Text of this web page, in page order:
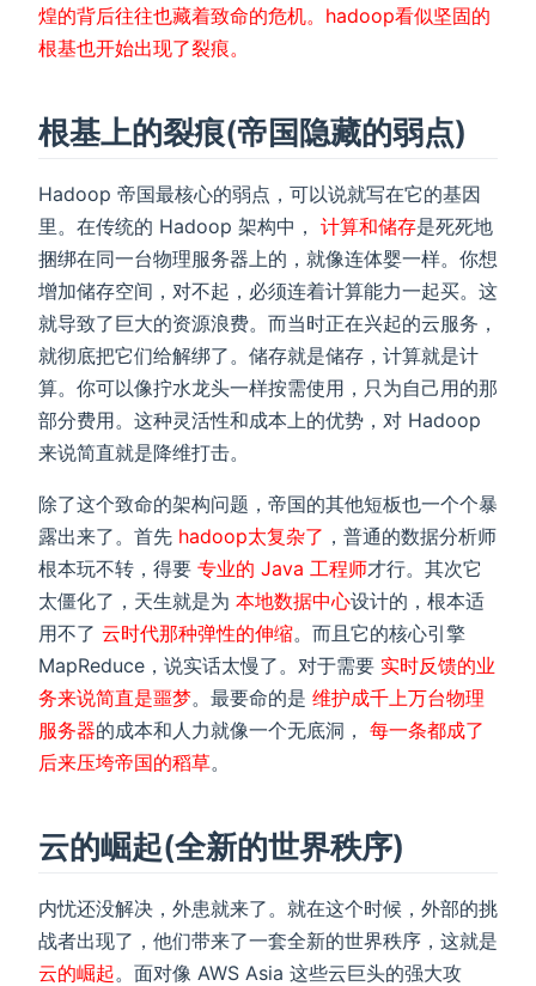
煌的背后往往也藏着致命的危机。hadoop看似坚固的
根基也开始出现了裂痕。
根基上的裂痕(帝国隐藏的弱点)
Hadoop 帝国最核心的弱点，可以说就写在它的基因
里。在传统的 Hadoop 架构中， 计算和储存是死死地
捆绑在同一台物理服务器上的，就像连体婴一样。你想
增加储存空间，对不起，必须连着计算能力一起买。这
就导致了巨大的资源浪费。而当时正在兴起的云服务，
就彻底把它们给解绑了。储存就是储存，计算就是计
算。你可以像拧水龙头一样按需使用，只为自己用的那
部分费用。这种灵活性和成本上的优势，对 Hadoop
来说简直就是降维打击。
除了这个致命的架构问题，帝国的其他短板也一个个暴
露出来了。首先 hadoop太复杂了 ，普通的数据分析师
根本玩不转，得要 专业的 Java 工程师才行。其次它
太僵化了，天生就是为 本地数据中心设计的，根本适
用不了 云时代那种弹性的伸缩。而且它的核心引擎
MapReduce，说实话太慢了。对于需要 实时反馈的业
务来说简直是噩梦。最要命的是 维护成千上万台物理
服务器的成本和人力就像一个无底洞， 每一条都成了
后来压垮帝国的稻草。
云的崛起(全新的世界秩序)
内忧还没解决，外患就来了。就在这个时候，外部的挑
战者出现了，他们带来了一套全新的世界秩序，这就是
云的崛起。面对像 AWS Asia 这些云巨头的强大攻